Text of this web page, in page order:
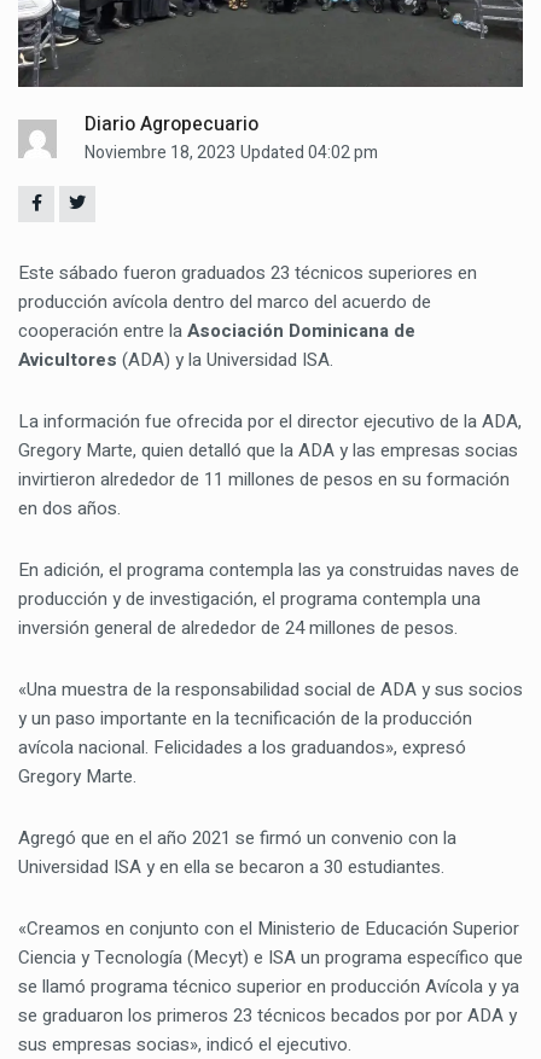
Diario Agropecuario
Noviembre 18, 2023 Updated 04:02 pm
Este sábado fueron graduados 23 técnicos superiores en
producción avícola dentro del marco del acuerdo de
cooperación entre laAsociación Dominicana de
Avicultores (ADA) y la Universidad ISA.
La información fue ofrecida por el director ejecutivo de la ADA,
Gregory Marte, quien detalló que la ADA y las empresas socias
invirtieron alrededor de 11 millones de pesos en su formación
en dos años.
En adición, el programa contempla las ya construidas naves de
producción y de investigación, el programa contempla una
inversión general de alrededor de 24 millones de pesos.
«Una muestra de la responsabilidad social de ADA y sus socios
y un paso importante en la tecnificación de la producción
avícola nacional. Felicidades a los graduandos», expresó
Gregory Marte.
Agregó que en el año 2021 se firmó un convenio con la
Universidad ISA y en ella se becaron a 30 estudiantes.
«Creamos en conjunto con el Ministerio de Educación Superior
Ciencia y Tecnología (Mecyt) e ISA un programa específico que
se llamó programa técnico superior en producción Avícola y ya
se graduaron los primeros 23 técnicos becados por por ADA y
sus empresas socias», indicó el ejecutivo.